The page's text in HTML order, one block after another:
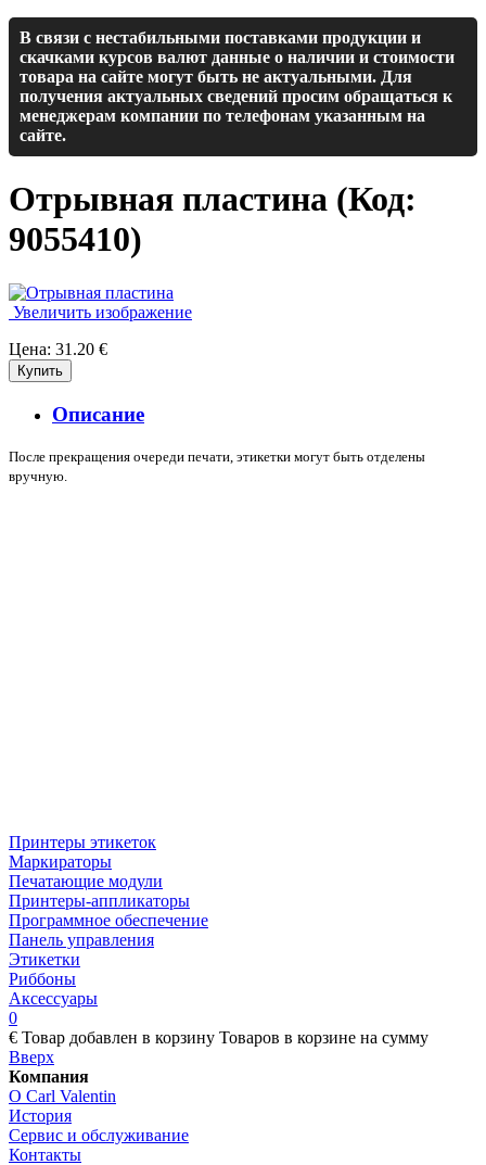
В связи с нестабильными поставками продукции и
скачками курсов валют данные о наличии и стоимости
товара на сайте могут быть не актуальными. Для
получения актуальных сведений просим обращаться к
менеджерам компании по телефонам указанным на
сайте.
Отрывная пластина (Код:
9055410)
Увеличить изображение
Цена: 31.20 €
Описание
После прекращения очереди печати, этикетки могут быть отделены
вручную.
Принтеры этикеток
Маркираторы
Печатающие модули
Принтеры-аппликаторы
Программное обеспечение
Панель управления
Этикетки
Риббоны
Аксессуары
0
€ Товар добавлен в корзину Товаров в корзине на сумму
Вверх
Компания
О Carl Valentin
История
Сервис и обслуживание
Контакты